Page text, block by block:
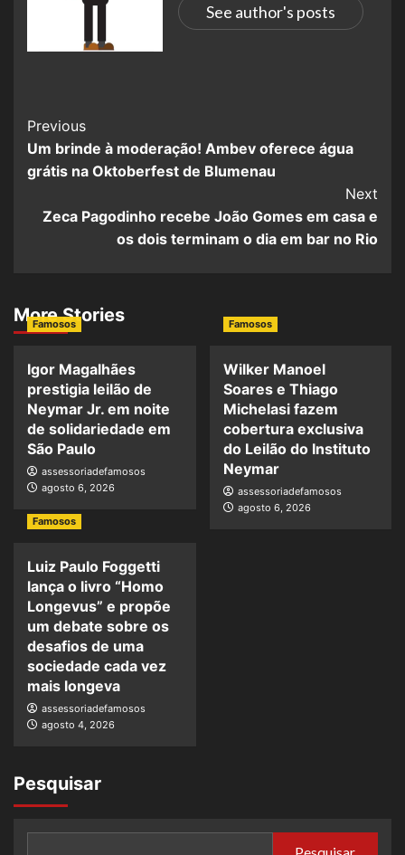
See author's posts
Previous
Um brinde à moderação! Ambev oferece água
grátis na Oktoberfest de Blumenau
Next
Zeca Pagodinho recebe João Gomes em casa e
os dois terminam o dia em bar no Rio
More Stories
Famosos
Igor Magalhães
prestigia leilão de
Neymar Jr. em noite
de solidariedade em
São Paulo
assessoriadefamosos
agosto 6, 2026
Famosos
Wilker Manoel
Soares e Thiago
Michelasi fazem
cobertura exclusiva
do Leilão do Instituto
Neymar
assessoriadefamosos
agosto 6, 2026
Famosos
Luiz Paulo Foggetti
lança o livro “Homo
Longevus” e propõe
um debate sobre os
desafios de uma
sociedade cada vez
mais longeva
assessoriadefamosos
agosto 4, 2026
Pesquisar